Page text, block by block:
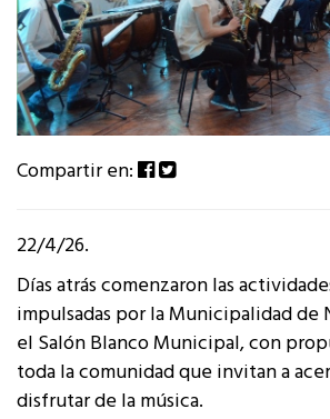
Compartir en:
22/4/26.
Días atrás comenzaron las
impulsadas por la Municipalidad de
el Salón Blanco Municipal, con
toda la comunidad que invitan a
disfrutar de la música.